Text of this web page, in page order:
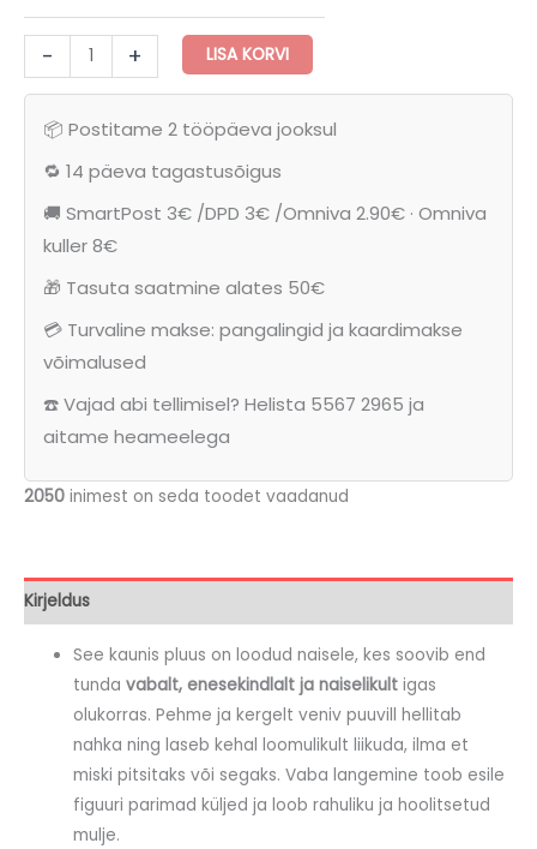
-
asümmeetrilise
satsiga
kogus
+ LISA KORVI
📦 Postitame 2 tööpäeva jooksul
🔁 14 päeva tagastusõigus
🚚 SmartPost 3€ /DPD 3€ /Omniva 2.90€ · Omniva
kuller 8€
🎁 Tasuta saatmine alates 50€
💳 Turvaline makse: pangalingid ja kaardimakse
võimalused
☎️ Vajad abi tellimisel? Helista 5567 2965 ja
aitame heameelega
2050 inimest on seda toodet vaadanud
Kirjeldus
See kaunis pluus on loodud naisele, kes soovib end
tundavabalt, enesekindlalt ja naiselikult igas
olukorras. Pehme ja kergelt veniv puuvill hellitab
nahka ning laseb kehal loomulikult liikuda, ilma et
miski pitsitaks või segaks. Vaba langemine toob esile
figuuri parimad küljed ja loob rahuliku ja hoolitsetud
mulje.